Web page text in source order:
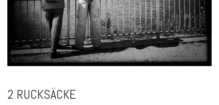
2 RUCKSÄCKE